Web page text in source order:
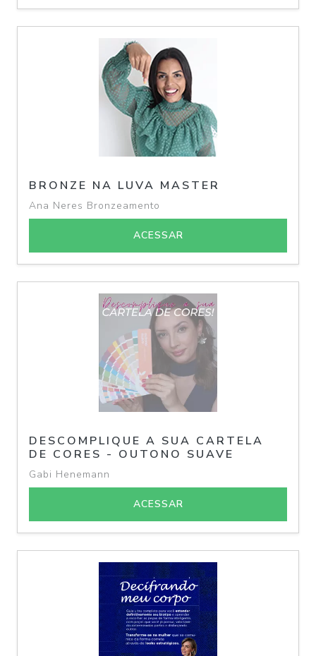
BRONZE NA LUVA MASTER
Ana Neres Bronzeamento
ACESSAR
DESCOMPLIQUE A SUA CARTELA
DE CORES - OUTONO SUAVE
Gabi Henemann
ACESSAR